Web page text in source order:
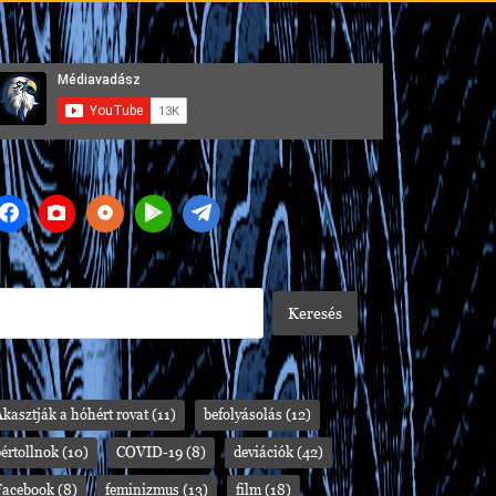
a hóhért rovat(11) befolyásolás (12)
(10) COVID-19 (8) deviációk (42)
(8) feminizmus (13) film (18)